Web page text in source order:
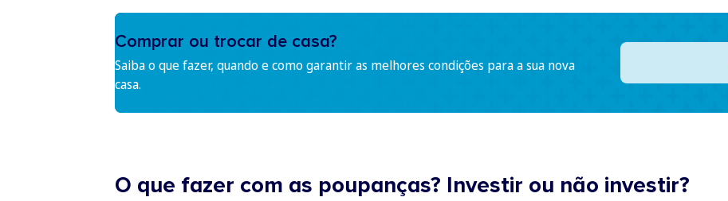
Comprar ou trocar de casa?
Saiba o que fazer, quando e como garantir as melhores condições para a sua nova
casa.
O que fazer com as poupanças? Investir ou não investir?